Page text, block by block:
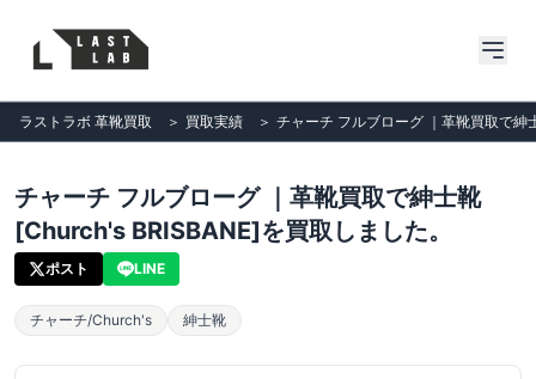
ラストラボ 革靴買取 ＞ 買取実績 ＞ チャーチ フルブローグ ｜革靴買取で
チャーチ フルブローグ ｜革靴買取で紳士靴
[Church's BRISBANE]を買取しました。
ポスト LINE
チャーチ/Church's 紳士靴